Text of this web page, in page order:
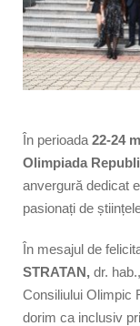
În perioada 22-24
Olimpiada
anvergură dedicat
pasionați de
În mesajul de
STRATAN, dr.
Consiliului Olimpic
dorim ca inclusiv